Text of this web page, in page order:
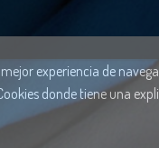
experiencia de
donde tiene una